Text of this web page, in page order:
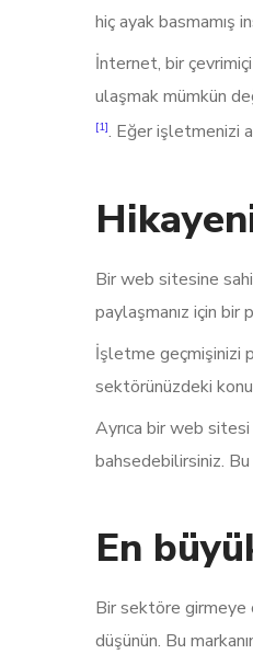
hiç ayak basmamış
İnternet, bir
ulaşmak mümkün
[1]. Eğer işletmenizi
Bir web sitesine
paylaşmanız için bir
İşletme geçmişinizi
sektörünüzdeki
Ayrıca bir web
bahsedebilirsiniz.
En
Bir sektöre girmeye
düşünün. Bu